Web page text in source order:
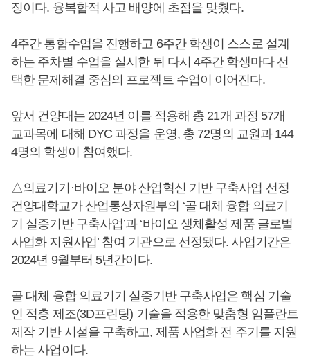
징이다. 융복합적 사고 배양에 초점을 맞췄다.
4주간 통합수업을 진행하고 6주간 학생이 스스로 설계
하는 주차별 수업을 실시한 뒤 다시 4주간 학생마다 선
택한 문제해결 중심의 프로젝트 수업이 이어진다.
앞서 건양대는 2024년 이를 적용해 총 21개 과정 57개
교과목에 대해 DYC 과정을 운영, 총 72명의 교원과 144
4명의 학생이 참여했다.
△의료기기·바이오 분야 산업혁신 기반 구축사업 선정
건양대학교가 산업통상자원부의 ‘골 대체 융합 의료기
기 실증기반 구축사업’과 ‘바이오 생체활성 제품 글로벌
사업화 지원사업’ 참여 기관으로 선정됐다. 사업기간은
2024년 9월부터 5년간이다.
골 대체 융합 의료기기 실증기반 구축사업은 핵심 기술
인 적층 제조(3D프린팅) 기술을 적용한 맞춤형 임플란트
제작 기반 시설을 구축하고, 제품 사업화 전 주기를 지원
하는 사업이다.